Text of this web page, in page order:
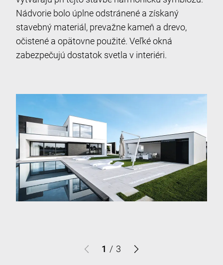
Nádvorie bolo úplne odstránené a získaný
stavebný materiál, prevažne kameň a drevo,
očistené a opätovne použité. Veľké okná
zabezpečujú dostatok svetla v interiéri.
1 / 3